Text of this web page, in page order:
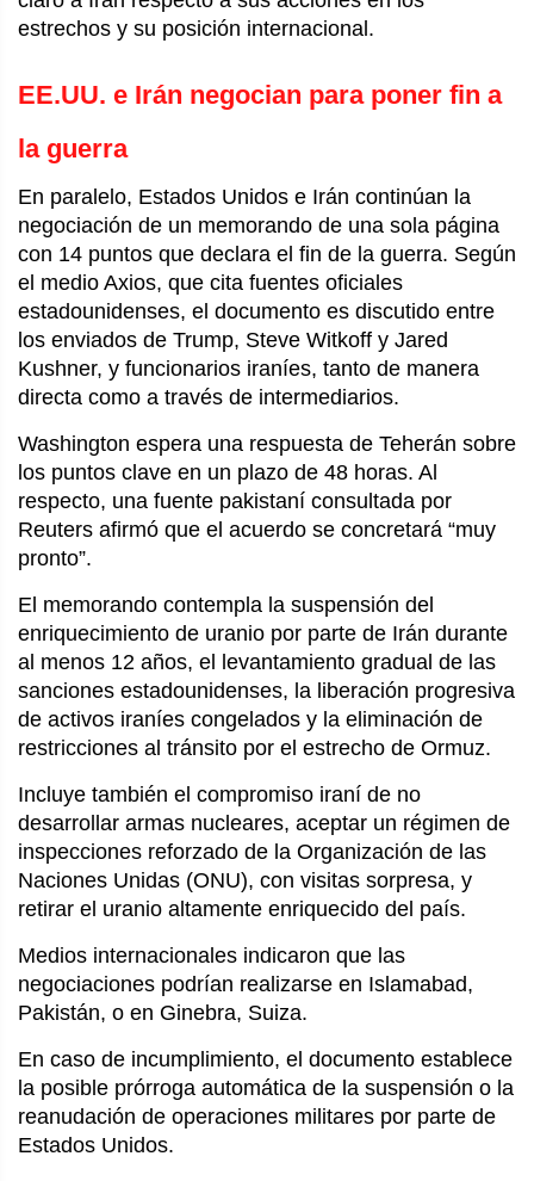
estrechos y su posición internacional.
EE.UU. e Irán negocian para poner fin a
la guerra
En paralelo, Estados Unidos e Irán continúan la
negociación de un memorando de una sola página
con 14 puntos que declara el fin de la guerra. Según
el medio Axios, que cita fuentes oficiales
estadounidenses, el documento es discutido entre
los enviados de Trump, Steve Witkoff y Jared
Kushner, y funcionarios iraníes, tanto de manera
directa como a través de intermediarios.
Washington espera una respuesta de Teherán sobre
los puntos clave en un plazo de 48 horas. Al
respecto, una fuente pakistaní consultada por
Reuters afirmó que el acuerdo se concretará “muy
pronto”.
El memorando contempla la suspensión del
enriquecimiento de uranio por parte de Irán durante
al menos 12 años, el levantamiento gradual de las
sanciones estadounidenses, la liberación progresiva
de activos iraníes congelados y la eliminación de
restricciones al tránsito por el estrecho de Ormuz.
Incluye también el compromiso iraní de no
desarrollar armas nucleares, aceptar un régimen de
inspecciones reforzado de la Organización de las
Naciones Unidas (ONU), con visitas sorpresa, y
retirar el uranio altamente enriquecido del país.
Medios internacionales indicaron que las
negociaciones podrían realizarse en Islamabad,
Pakistán, o en Ginebra, Suiza.
En caso de incumplimiento, el documento establece
la posible prórroga automática de la suspensión o la
reanudación de operaciones militares por parte de
Estados Unidos.